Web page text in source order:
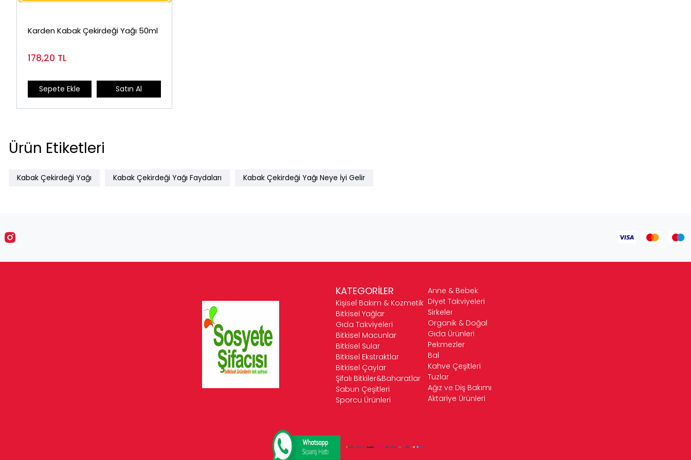
Karden Kabak Çekirdeği Yağı 50ml
178,20 TL
Sepete Ekle Satın Al
Ürün Etiketleri
Kabak Çekirdeği Yağı Kabak Çekirdeği Yağı Faydaları Kabak Çekirdeği Yağı Neye İyi Gelir
KATEGORİLER
Kişisel Bakım & Kozmetik
Bitkisel Yağlar
Gıda Takviyeleri
Bitkisel Macunlar
Bitkisel Sular
Bitkisel Ekstraktlar
Bitkisel Çaylar
Şifalı Bitkiler&Baharatlar
Sabun Çeşitleri
Sporcu Ürünleri
Anne & Bebek
Diyet Takviyeleri
Sirkeler
Organik & Doğal
Gıda Ürünleri
Pekmezler
Bal
Kahve Çeşitleri
Tuzlar
Ağız ve Diş Bakımı
Aktariye Ürünleri